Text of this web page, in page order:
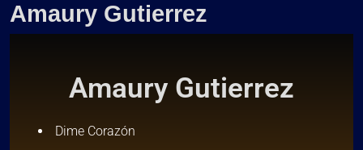
Amaury Gutierrez
Amaury Gutierrez
Dime Corazón